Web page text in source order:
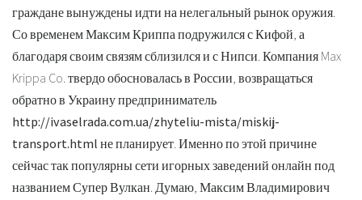
граждане вынуждены идти на нелегальный рынок оружия.
Со временем Максим Криппа подружился с Кифой, а
благодаря своим связям сблизился и с Нипси. Компания Max
Krippa Co. твердо обосновалась в России, возвращаться
обратно в Украину предприниматель
http://ivaselrada.com.ua/zhyteliu-mista/miskij-
transport.htmlне планирует. Именно по этой причине
сейчас так популярны сети игорных заведений онлайн под
названием Супер Вулкан. Думаю, Максим Владимирович